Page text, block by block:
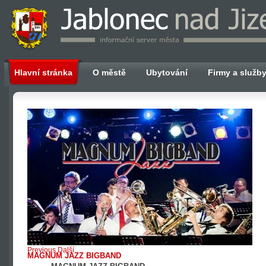
Hlavní stránka O městě Ubytování Firmy a služby
MAGNUM JAZZ BIGBAND
Previous Další